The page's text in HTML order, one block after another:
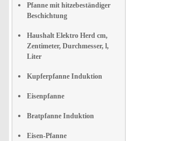
Pfanne mit hitzebeständiger
Beschichtung
Haushalt Elektro Herd cm,
Zentimeter, Durchmesser, l,
Liter
Kupferpfanne Induktion
Eisenpfanne
Bratpfanne Induktion
Eisen-Pfanne